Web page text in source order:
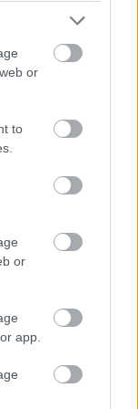
or
to
or
app.
Diák